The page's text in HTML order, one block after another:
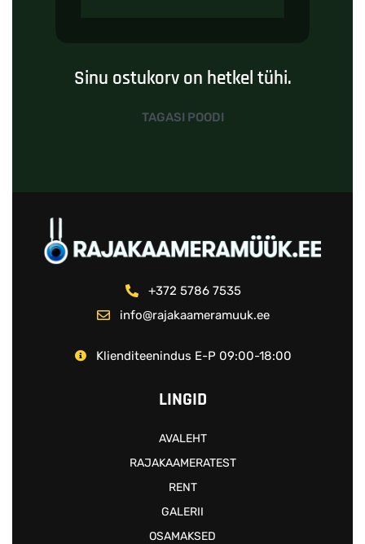
Sinu ostukorv on hetkel tühi.
TAGASI POODI
+372 5786 7535
info@rajakaameramuuk.ee
Klienditeenindus E-P 09:00-18:00
LINGID
AVALEHT
RAJAKAAMERATEST
RENT
GALERII
OSAMAKSED